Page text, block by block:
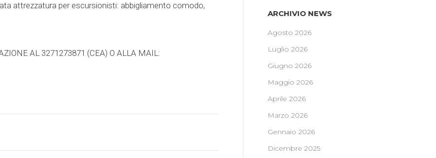
attrezzatura per escursionisti: abbigliamento comodo,
AL 3271273871 (CEA) O ALLA MAIL:
ARCHIVIO NEWS
Agosto 2026
Luglio 2026
Giugno 2026
Maggio 2026
Aprile 2026
Marzo 2026
Gennaio 2026
Dicembre 2025